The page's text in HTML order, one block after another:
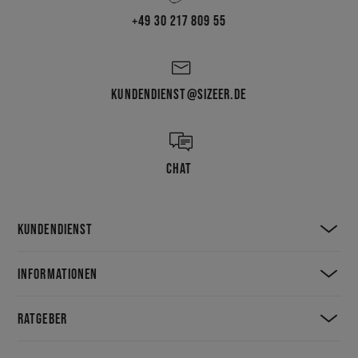
+49 30 217 809 55
KUNDENDIENST@SIZEER.DE
CHAT
KUNDENDIENST
INFORMATIONEN
RATGEBER